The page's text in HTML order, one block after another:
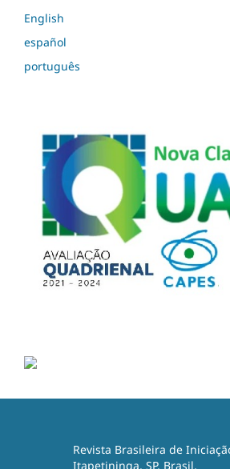
English
español
português
Revista Brasileira de
Itapetininga, SP, Brasil,